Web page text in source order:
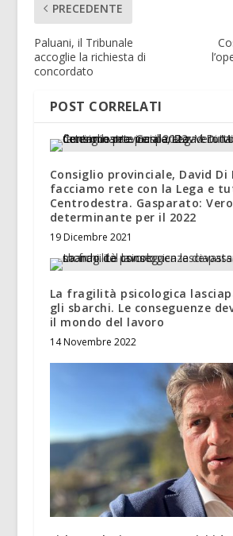
PRECEDENTE
Paluani, il Tribunale
accoglie la richiesta di
concordato
POST CORRELATI
Consiglio provinciale, David Di
facciamo rete con la Lega e
Centrodestra. Gasparato:
determinante per il 2022
19 Dicembre 2021
La fragilità psicologica
gli sbarchi. Le conseguenze
il mondo del lavoro
14 Novembre 2022